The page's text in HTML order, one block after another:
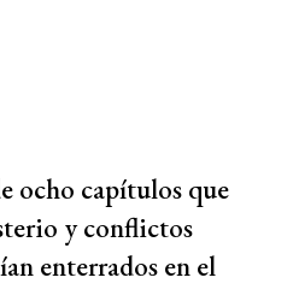
ocho capítulos que
y conflictos
enterrados en el